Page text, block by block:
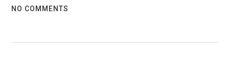
NO COMMENTS